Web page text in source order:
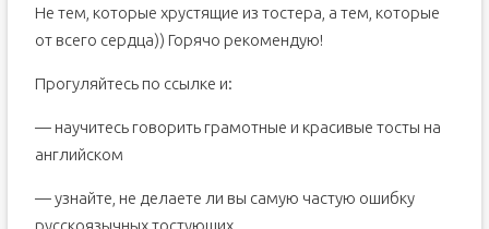
Не тем, которые хрустящие из тостера, а тем, которые
от всего сердца)) Горячо рекомендую!
Прогуляйтесь по ссылке и:
— научитесь говорить грамотные и красивые тосты на
английском
— узнайте, не делаете ли вы самую частую ошибку